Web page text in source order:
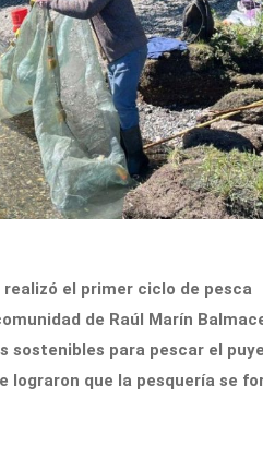
el primer ciclo de pesca
de Raúl Marín
sostenibles para pescar el puye
lograron que la pesquería se